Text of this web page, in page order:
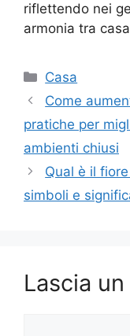
riflettendo nei
armonia tra
Categorie
Casa
Come
pratiche per
ambienti chiusi
Qual è il
simboli e
Lascia